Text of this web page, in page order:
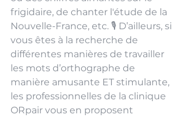
frigidaire, de chanter l'étude de la
Nouvelle-France, etc. 🎙 D’ailleurs, si
vous êtes à la recherche de
différentes manières de travailler
les mots d’orthographe de
manière amusante ET stimulante,
les professionnelles de la clinique
ORpair vous en proposent